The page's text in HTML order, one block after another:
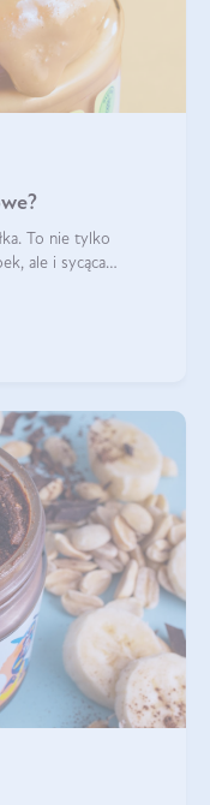
To nie tylko
ale i sycąca